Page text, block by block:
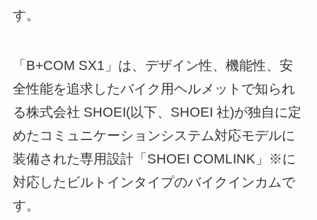
す。
「B+COM SX1」は、デザイン性、機能性、安
全性能を追求したバイク用ヘルメットで知られ
る株式会社 SHOEI(以下、SHOEI 社)が独自に定
めたコミュニケーションシステム対応モデルに
装備された専用設計「SHOEI COMLINK」※に
対応したビルトインタイプのバイクインカムで
す。